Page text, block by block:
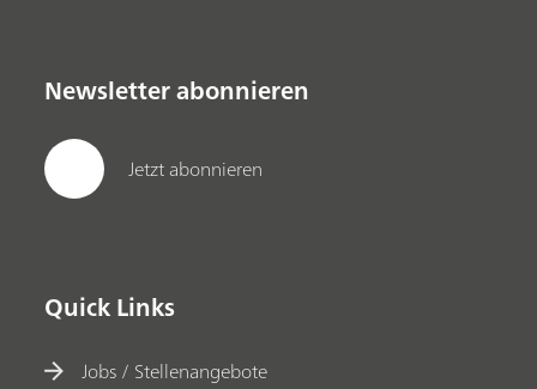
Newsletter abonnieren
Jetzt abonnieren
Quick Links
Jobs / Stellenangebote